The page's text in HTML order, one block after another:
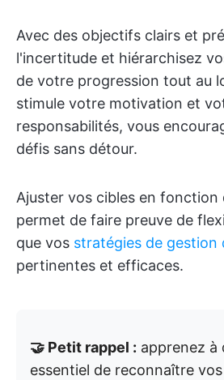
Avec des objectifs clairs et
l'incertitude et hiérarchisez
de votre progression tout au
stimule votre motivation et
responsabilités, vous
défis sans détour.
Ajuster vos cibles en fonction
permet de faire preuve de
que vos stratégies de gestion
pertinentes et efficaces.
🤝 Petit rappel : apprenez à
essentiel de reconnaître